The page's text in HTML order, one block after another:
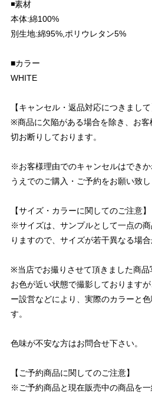
◾️素材
本体:綿100%
別生地:綿95%,ポリウレタン5%
■カラー
WHITE
【キャンセル・返品対応につきまして
※商品に欠陥がある場合を除き、お
切お断りしております。
※お客様理由でのキャンセルはでき
うえでのご購入・ご予約をお願い致し
【サイズ・カラーに関してのご注意】
※サイズは、サンプルとして一点の
りますので、サイズが若干異なる場合
※当店でお撮りさせて頂きました商品
お色が近い状態で撮影しております
ー設営などにより、実際のカラーと
す。
色味が不安な方はお問合せ下さい。
【ご予約商品に関してのご注意】
※ご予約商品と現在販売中の商品を